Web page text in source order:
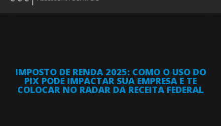
IMPOSTO DE RENDA 2025: COMO O USO DO
PIX PODE IMPACTAR SUA EMPRESA E TE
COLOCAR NO RADAR DA RECEITA FEDERAL